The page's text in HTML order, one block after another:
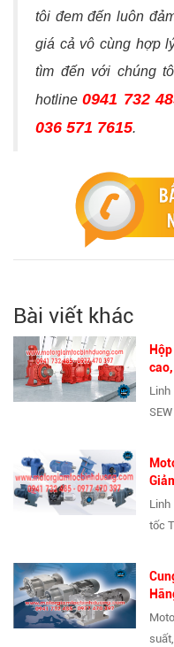
tôi đem đến luôn
giá cả vô cùng hợp
tìm đến với chúng
hotline0941 732
036 571 7615.
Bài viết khác
tốc